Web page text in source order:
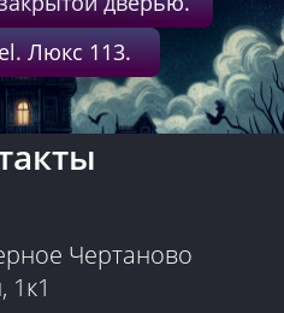
Люкс 113.
Чертаново